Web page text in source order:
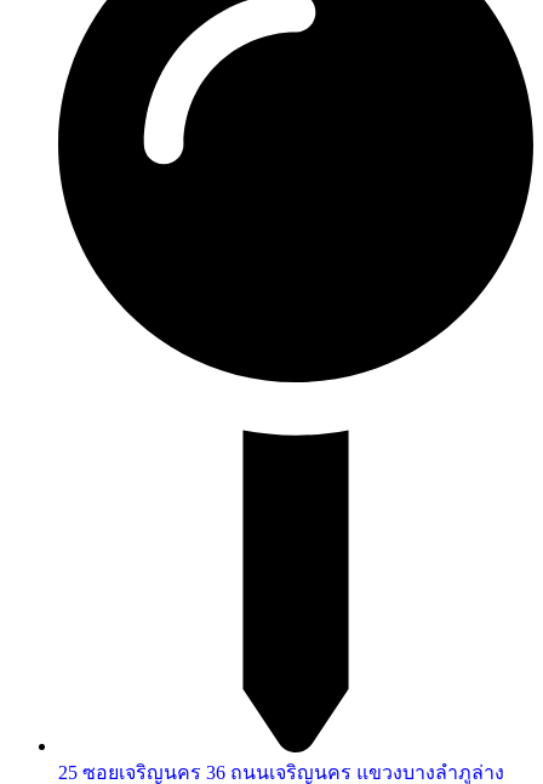
25 ซอยเจริญนคร 36 ถนนเจริญนคร แขวงบางลำภูล่าง